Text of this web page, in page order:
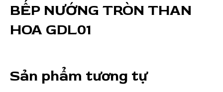
BẾP NƯỚNG TRÒN THAN
HOA GDL01
Sản phẩm tương tự